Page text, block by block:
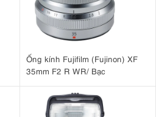
Ống kính Fujifilm (Fujinon) XF
35mm F2 R WR/ Bạc